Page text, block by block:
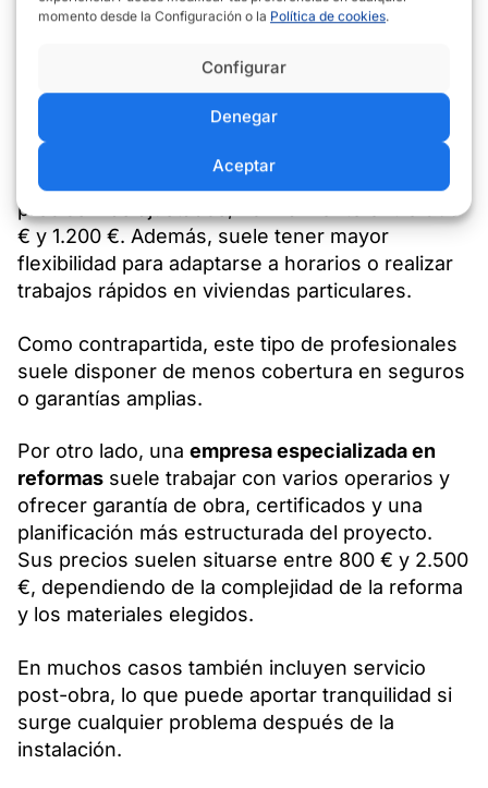
momento desde la Configuración o la Política de cookies.
Aceptar
Denegar
Configurar
Comparativa entre
profesional independiente
y empresa especializada
Un profesional independiente
precios más ajustados, normalmente entre 500
€ y 1.200 €. Además, suele tener mayor
flexibilidad para adaptarse a horarios o realizar
trabajos rápidos en viviendas particulares.
Como contrapartida, este tipo de profesionales
suele disponer de menos cobertura en seguros
o garantías amplias.
Por otro lado, una empresa especializada en
reformas suele trabajar con varios operarios y
ofrecer garantía de obra, certificados y una
planificación más estructurada del proyecto.
Sus precios suelen situarse entre 800 € y 2.500
€, dependiendo de la complejidad de la reforma
y los materiales elegidos.
En muchos casos también incluyen servicio
post-obra, lo que puede aportar tranquilidad si
surge cualquier problema después de la
instalación.